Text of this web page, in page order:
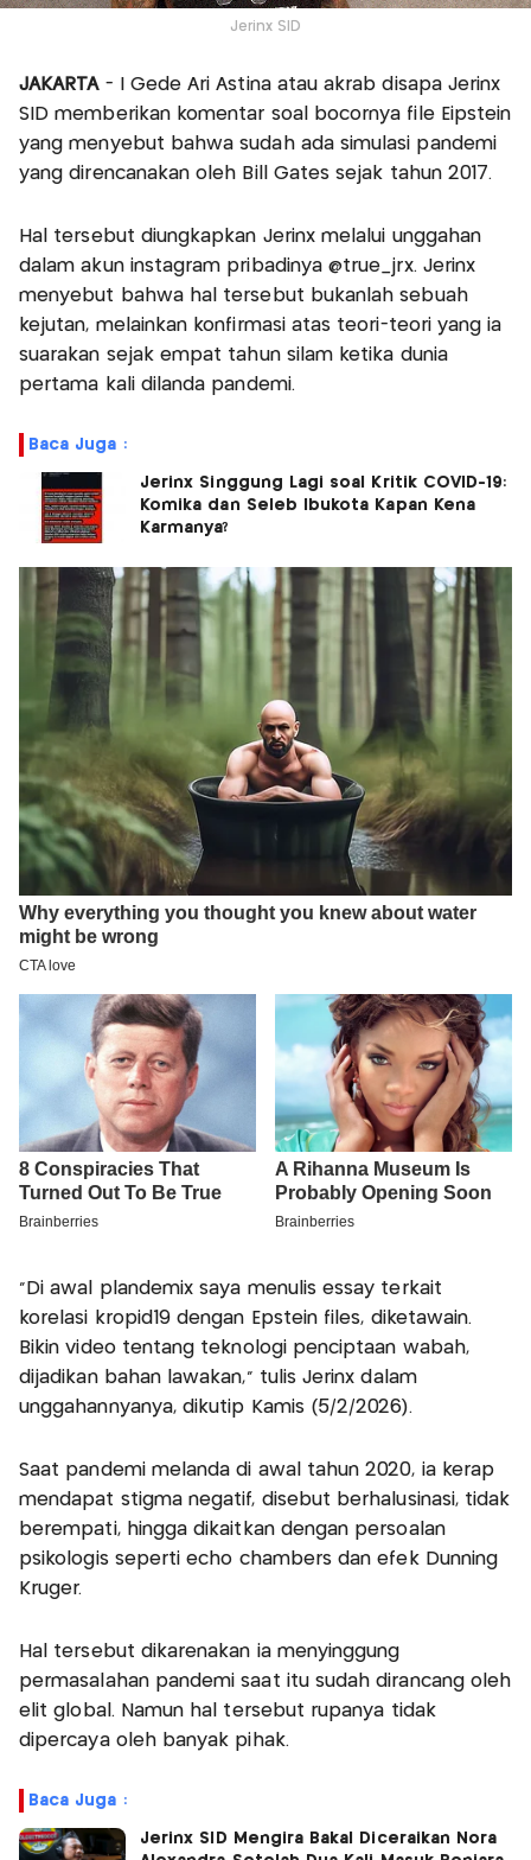
Jerinx SID
JAKARTA - I Gede Ari Astina atau akrab disapa Jerinx
SID memberikan komentar soal bocornya file Eipstein
yang menyebut bahwa sudah ada simulasi pandemi
yang direncanakan oleh Bill Gates sejak tahun 2017.
Hal tersebut diungkapkan Jerinx melalui unggahan
dalam akun instagram pribadinya @true_jrx. Jerinx
menyebut bahwa hal tersebut bukanlah sebuah
kejutan, melainkan konfirmasi atas teori-teori yang ia
suarakan sejak empat tahun silam ketika dunia
pertama kali dilanda pandemi.
Baca Juga :
Jerinx Singgung Lagi soal Kritik COVID-19:
Komika dan Seleb Ibukota Kapan Kena
Karmanya?
"Di awal plandemix saya menulis essay terkait
korelasi kropid19 dengan Epstein files, diketawain.
Bikin video tentang teknologi penciptaan wabah,
dijadikan bahan lawakan," tulis Jerinx dalam
unggahannyanya, dikutip Kamis (5/2/2026).
Saat pandemi melanda di awal tahun 2020, ia kerap
mendapat stigma negatif, disebut berhalusinasi, tidak
berempati, hingga dikaitkan dengan persoalan
psikologis seperti echo chambers dan efek Dunning
Kruger.
Hal tersebut dikarenakan ia menyinggung
permasalahan pandemi saat itu sudah dirancang oleh
elit global. Namun hal tersebut rupanya tidak
dipercaya oleh banyak pihak.
Baca Juga :
Jerinx SID Mengira Bakal Diceraikan Nora